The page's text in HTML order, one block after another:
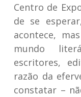
Centro de
de se
acontece,
mundo
escritores,
razão da
constatar –